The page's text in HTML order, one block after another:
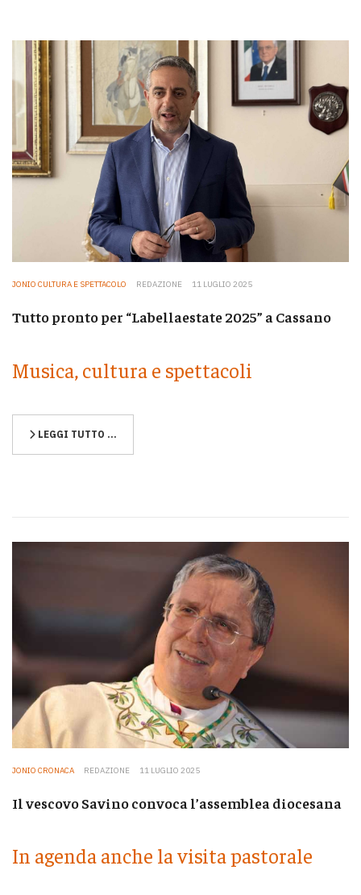
JONIO CULTURA E SPETTACOLO REDAZIONE 11 LUGLIO 2025
Tutto pronto per “Labellaestate 2025” a Cassano
Musica, cultura e spettacoli
LEGGI TUTTO …
JONIO CRONACA REDAZIONE 11 LUGLIO 2025
Il vescovo Savino convoca l’assemblea diocesana
In agenda anche la visita pastorale